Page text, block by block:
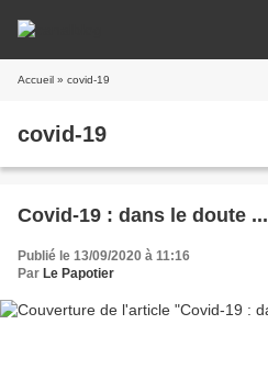
Accueil » covid-19
covid-19
Covid-19 : dans le doute ...
Publié le 13/09/2020 à 11:16
Par Le Papotier